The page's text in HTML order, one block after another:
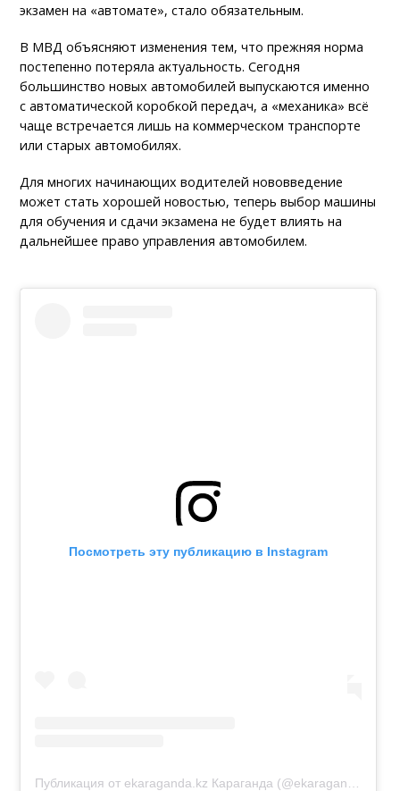
экзамен на «автомате», стало обязательным.
В МВД объясняют изменения тем, что прежняя норма
постепенно потеряла актуальность. Сегодня
большинство новых автомобилей выпускаются именно
с автоматической коробкой передач, а «механика» всё
чаще встречается лишь на коммерческом транспорте
или старых автомобилях.
Для многих начинающих водителей нововведение
может стать хорошей новостью, теперь выбор машины
для обучения и сдачи экзамена не будет влиять на
дальнейшее право управления автомобилем.
Посмотреть эту публикацию в Instagram